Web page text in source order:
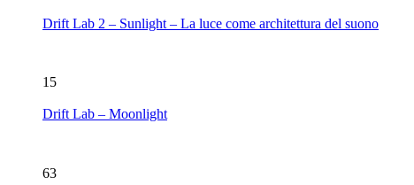
Drift Lab 2 – Sunlight – La luce come architettura del suono
15
Drift Lab – Moonlight
63